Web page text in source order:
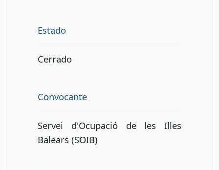
Estado
Cerrado
Convocante
Servei d'Ocupació de les Illes
Balears (SOIB)